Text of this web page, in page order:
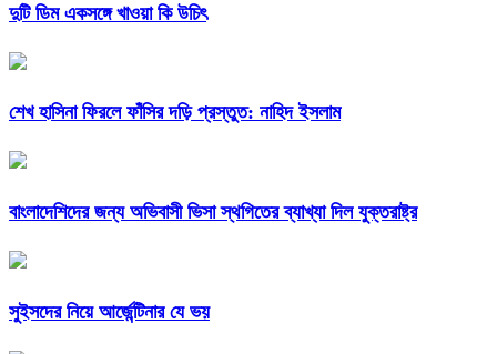
দুটি ডিম একসঙ্গে খাওয়া কি উচিৎ
শেখ হাসিনা ফিরলে ফাঁসির দড়ি প্রস্তুত: নাহিদ ইসলাম
বাংলাদেশিদের জন্য অভিবাসী ভিসা স্থগিতের ব্যাখ্যা দিল যুক্তরাষ্ট্র
সুইসদের নিয়ে আর্জেন্টিনার যে ভয়